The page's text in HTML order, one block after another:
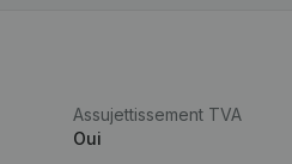
Assujettissement TVA
Oui